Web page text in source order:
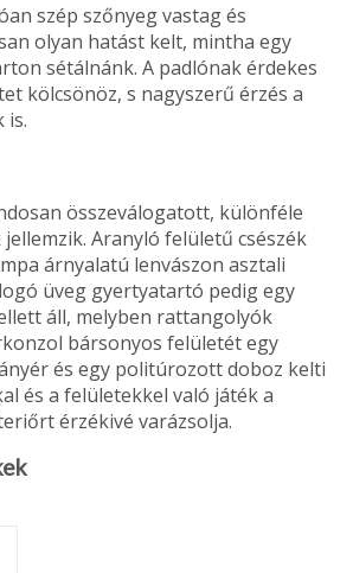
szép szőnyeg vastag és
olyan ha­tást kelt, mintha egy
sétálnánk. A padló­nak érdekes
kölcsönöz, s nagyszerű érzés a
is.
összeválogatott, különféle
Aranyló felületű csészék
árnyalatú lenvá­szon asztali
üveg gyertyatartó pedig egy
áll, mely­ben rattangolyók
bársonyos felületét egy
és egy politúrozott doboz kelti
és a felületekkel való játék a
érzékivé varázsolja.